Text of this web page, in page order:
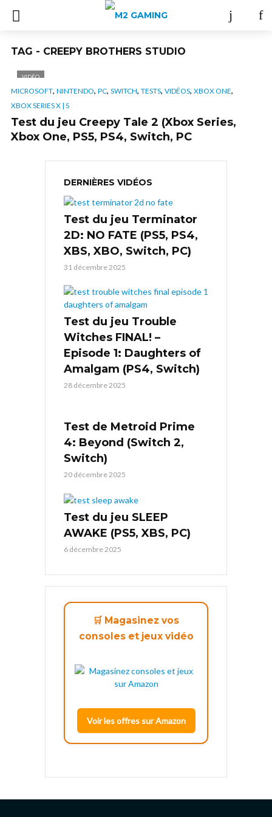
TAG - CREEPY BROTHERS STUDIO
VIDÉO
MICROSOFT, NINTENDO, PC, SWITCH, TESTS, VIDÉOS, XBOX ONE,
XBOX SERIES X | S
Test du jeu Creepy Tale 2 (Xbox Series,
Xbox One, PS5, PS4, Switch, PC
DERNIÈRES VIDÉOS
Test du jeu Terminator
2D: NO FATE (PS5, PS4,
XBS, XBO, Switch, PC)
31 décembre 2025
Test du jeu Trouble
Witches FINAL! –
Episode 1: Daughters of
Amalgam (PS4, Switch)
28 décembre 2025
Test de Metroid Prime
4: Beyond (Switch 2,
Switch)
20 décembre 2025
Test du jeu SLEEP
AWAKE (PS5, XBS, PC)
6 décembre 2025
🛒 Magasinez vos
consoles et jeux vidéo
Voir les offres sur Amazon